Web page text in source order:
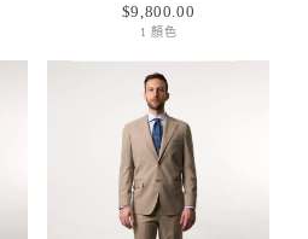
$9,800.00
1 顏色